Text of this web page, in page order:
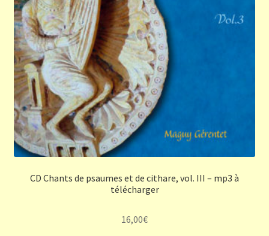
CD Chants de psaumes et de cithare, vol. III – mp3 à
télécharger
16,00€